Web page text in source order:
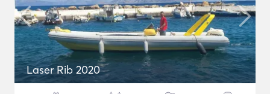
Laser Rib 2020